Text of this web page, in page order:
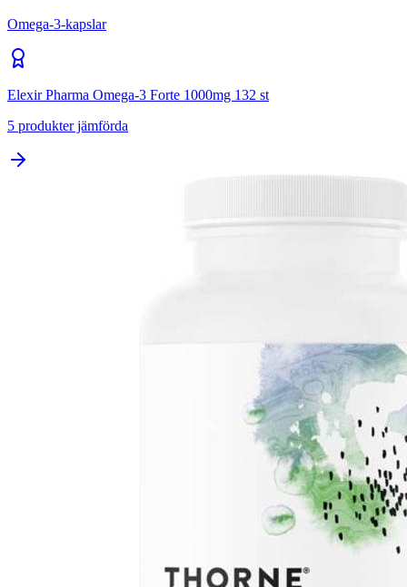
Omega-3-kapslar
Elexir Pharma Omega-3 Forte 1000mg 132 st
5 produkter jämförda